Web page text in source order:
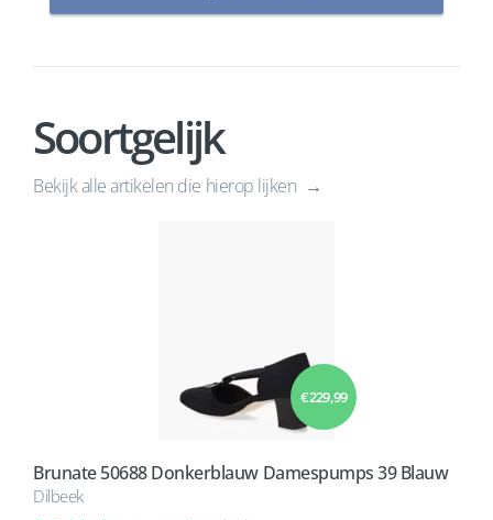
Soortgelijk
Bekijk alle artikelen die hierop lijken
€ 229,99
Brunate 50688 Donkerblauw Damespumps 39 Blauw
Dilbeek